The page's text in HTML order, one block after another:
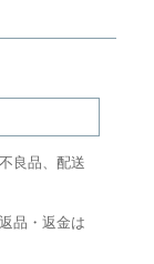
良品、配送
品・返金は